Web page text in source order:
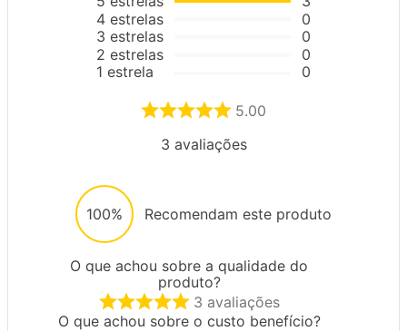
4 estrelas
3 estrelas
2 estrelas
1 estrela
0
0
0
0
5.00
3 avaliações
100% Recomendam este produto
O que achou sobre a qualidade do
produto?
3 avaliações
O que achou sobre o custo benefício?